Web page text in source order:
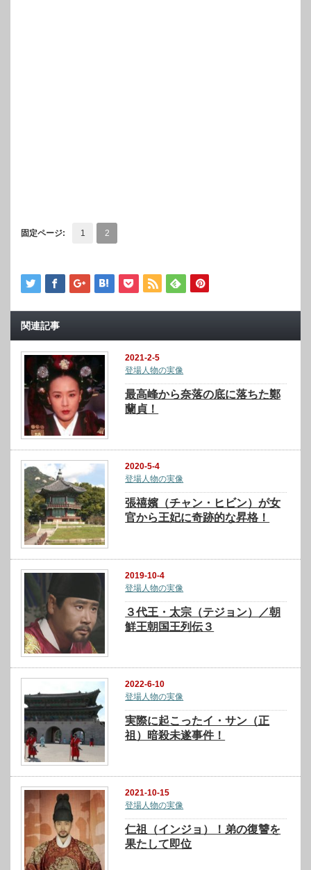
固定ページ: 1 2
関連記事
2021-2-5
登場人物の実像
最高峰から奈落の底に落ちた鄭
蘭貞！
2020-5-4
登場人物の実像
張禧嬪（チャン・ヒビン）が女
官から王妃に奇跡的な昇格！
2019-10-4
登場人物の実像
３代王・太宗（テジョン）／朝
鮮王朝国王列伝３
2022-6-10
登場人物の実像
実際に起こったイ・サン（正
祖）暗殺未遂事件！
2021-10-15
登場人物の実像
仁祖（インジョ）！弟の復讐を
果たして即位